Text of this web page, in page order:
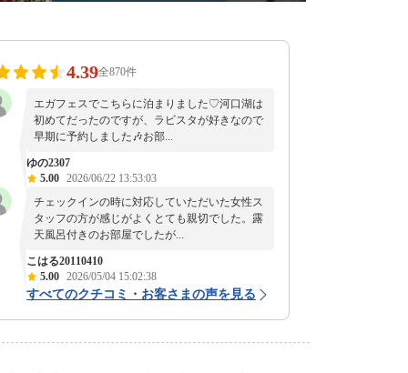
4.39全870件
エガフェスでこちらに泊まりました♡河口湖は
初めてだったのですが、ラビスタが好きなので
早期に予約しました🎶お部...
ゆの2307
5.00 2026/06/22 13:53:03
チェックインの時に対応していただいた女性ス
タッフの方が感じがよくとても親切でした。露
天風呂付きのお部屋でしたが...
こはる20110410
5.00 2026/05/04 15:02:38
すべてのクチコミ・お客さまの声を見る